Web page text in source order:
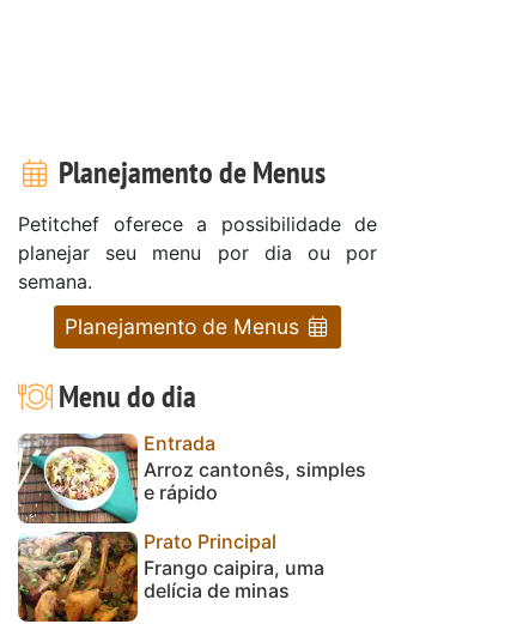
Planejamento de Menus
Petitchef oferece a possibilidade de
planejar seu menu por dia ou por
semana.
Planejamento de Menus
Menu do dia
Entrada
Arroz cantonês, simples
e rápido
Prato Principal
Frango caipira, uma
delícia de minas